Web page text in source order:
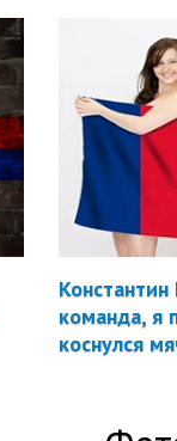
Константин
команда, я
коснулся